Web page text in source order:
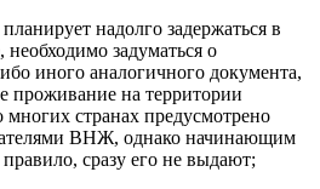
надолго задержаться в
необходимо задуматься о
иного аналогичного документа,
проживание на территории
странах предусмотрено
ВНЖ, однако начинающим
сразу его не выдают;